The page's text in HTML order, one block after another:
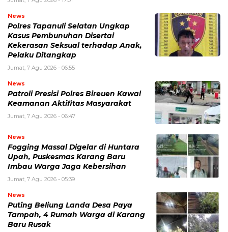
News
Polres Tapanuli Selatan Ungkap
Kasus Pembunuhan Disertai
Kekerasan Seksual terhadap Anak,
Pelaku Ditangkap
Jumat, 7 Agu 2026 - 06:55
News
Patroli Presisi Polres Bireuen Kawal
Keamanan Aktifitas Masyarakat
Jumat, 7 Agu 2026 - 06:47
News
Fogging Massal Digelar di Huntara
Upah, Puskesmas Karang Baru
Imbau Warga Jaga Kebersihan
Jumat, 7 Agu 2026 - 05:39
News
Puting Beliung Landa Desa Paya
Tampah, 4 Rumah Warga di Karang
Baru Rusak